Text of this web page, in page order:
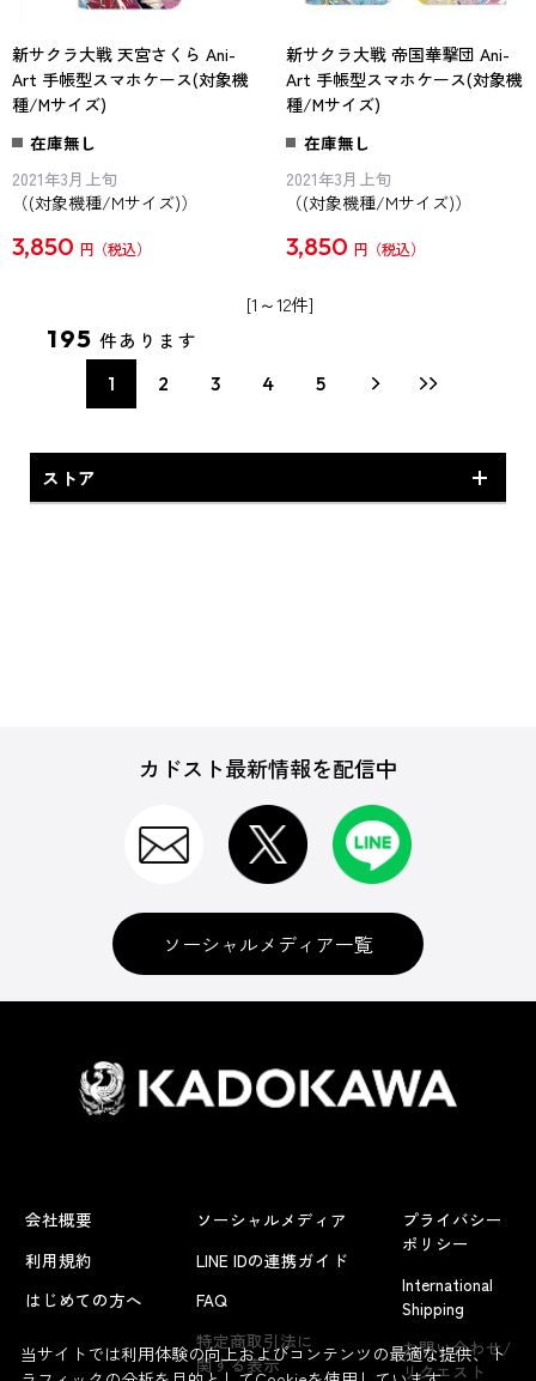
新サクラ大戦 天宮さくら Ani-
Art 手帳型スマホケース(対象機
種/Mサイズ)
在庫無し
2021年3月上旬
（(対象機種/Mサイズ)）
3,850 円
新サクラ大戦 帝国華撃団 Ani-
Art 手帳型スマホケース(対象機
種/Mサイズ)
在庫無し
2021年3月上旬
（(対象機種/Mサイズ)）
3,850 円
[1～12件]
195 件あります
1 2 3 4 5
ストア
CD・DVD・Blu-ray
グッズ
アパレル
フィギュア
『新サクラ大戦』
カドスト最新情報を配信中
ソーシャルメディア一覧
会社概要
利用規約
はじめての方へ
ソーシャルメディア
LINE IDの連携ガイド
FAQ
特定商取引法に
関する表示
プライバシー
ポリシー
International
Shipping
お問い合わせ/
リクエスト
当サイトでは利用体験の向上およびコンテンツの最適な提供、ト